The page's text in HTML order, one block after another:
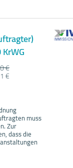
€
€
muss
Zur
dass die